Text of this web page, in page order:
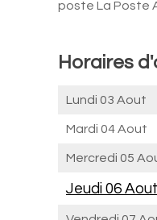
poste La Poste
Horaires
Lundi 03 Aout
Mardi 04 Aout
Mercredi 05
Jeudi 06 Aout